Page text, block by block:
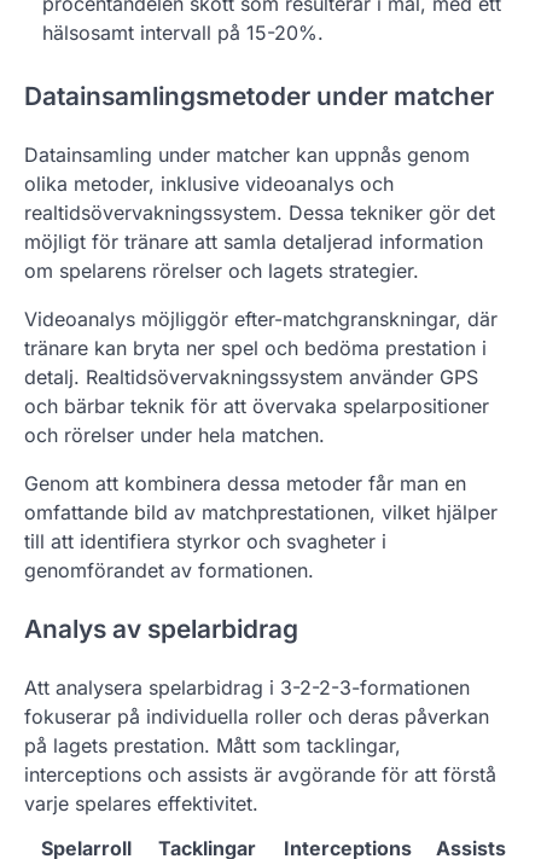
hälsosamt intervall på 15-20%.
Datainsamlingsmetoder under matcher
Datainsamling under matcher kan uppnås genom
olika metoder, inklusive videoanalys och
realtidsövervakningssystem. Dessa tekniker gör det
möjligt för tränare att samla detaljerad information
om spelarens rörelser och lagets strategier.
Videoanalys möjliggör efter-matchgranskningar, där
tränare kan bryta ner spel och bedöma prestation i
detalj. Realtidsövervakningssystem använder GPS
och bärbar teknik för att övervaka spelarpositioner
och rörelser under hela matchen.
Genom att kombinera dessa metoder får man en
omfattande bild av matchprestationen, vilket hjälper
till att identifiera styrkor och svagheter i
genomförandet av formationen.
Analys av spelarbidrag
Att analysera spelarbidrag i 3-2-2-3-formationen
fokuserar på individuella roller och deras påverkan
på lagets prestation. Mått som tacklingar,
interceptions och assists är avgörande för att förstå
varje spelares effektivitet.
Spelarroll
Tacklingar Interceptions
Assists